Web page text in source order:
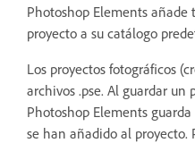
Photoshop Elements añade
proyecto a su catálogo
Los proyectos fotográficos
archivos .pse. Al guardar un
Photoshop Elements
se han añadido al proyecto.